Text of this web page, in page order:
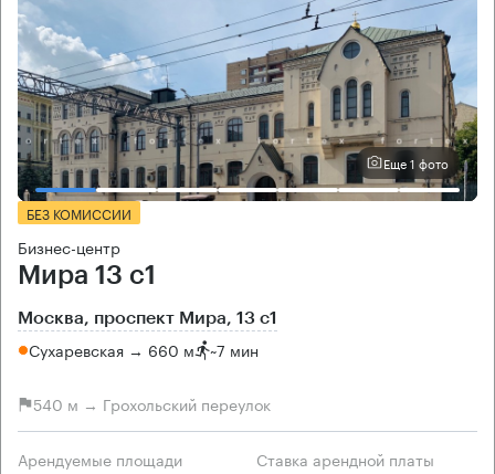
Еще 1 фото
БЕЗ КОМИССИИ
Бизнес-центр
Мира 13 с1
Москва, проспект Мира, 13 с1
Сухаревская → 660 м ~7 мин
540 м → Грохольский переулок
Арендуемые площади Ставка арендной платы